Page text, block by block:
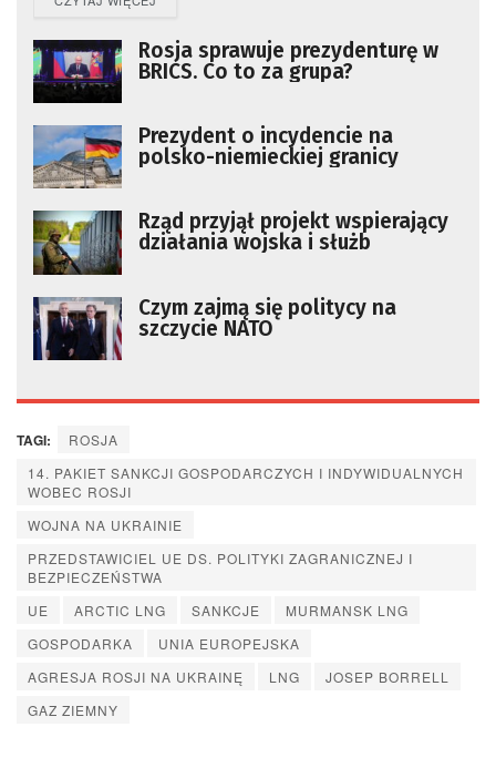
Rosja sprawuje prezydenturę w
BRICS. Co to za grupa?
Prezydent o incydencie na
polsko-niemieckiej granicy
Rząd przyjął projekt wspierający
działania wojska i służb
Czym zajmą się politycy na
szczycie NATO
TAGI:
ROSJA
14. PAKIET SANKCJI GOSPODARCZYCH I INDYWIDUALNYCH
WOBEC ROSJI
WOJNA NA UKRAINIE
PRZEDSTAWICIEL UE DS. POLITYKI ZAGRANICZNEJ I
BEZPIECZEŃSTWA
UE
ARCTIC LNG SANKCJE
MURMANSK LNG
GOSPODARKA
UNIA EUROPEJSKA
AGRESJA ROSJI NA UKRAINĘ
LNG
JOSEP BORRELL
GAZ ZIEMNY